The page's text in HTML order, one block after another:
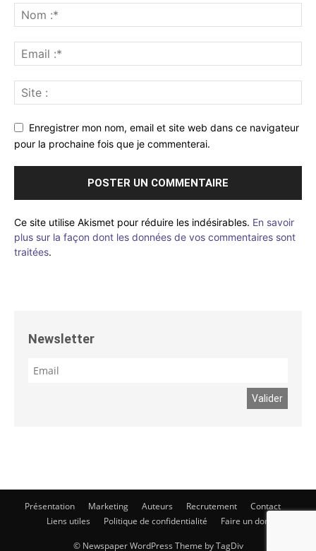
Enregistrer mon nom, email et site web dans ce navigateur
pour la prochaine fois que je commenterai.
Ce site utilise Akismet pour réduire les indésirables. En savoir
plus sur la façon dont les données de vos commentaires sont
traitées.
Newsletter
Présentation Marketing Auteurs Recrutement
Contact
Liens utiles
Politique de confidentialité Faire un don
© Newspaper WordPress Theme by TagDiv